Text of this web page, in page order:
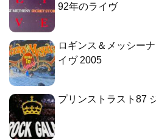
92年のライヴ
ロギンス＆メッシー
イヴ 2005
プリンストラスト87